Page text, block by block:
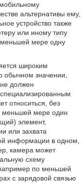
альтернативы ему,
устройство также
или иному типу
мере одну
широким
значении,
должен
относиться, без
меньшей мере один
элемент,
или захвата
информации в одном,
камера может
схему
по меньшей
с зарядовой связью